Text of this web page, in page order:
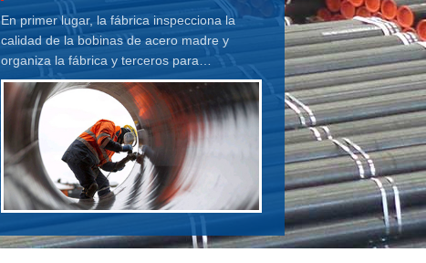
calidad
En primer lugar, la fábrica inspecciona la
calidad de la bobinas de acero madre y
organiza la fábrica y terceros para
inspeccionar el acero terminado.